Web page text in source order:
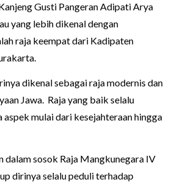
Gusti Pangeran Adipati Arya
yang lebih dikenal dengan
raja keempat dari Kadipaten
dikenal sebagai raja modernis dan
Jawa. Raja yang baik selalu
mulai dari kesejahteraan hingga
sosok Raja Mangkunegara IV
dirinya selalu peduli terhadap